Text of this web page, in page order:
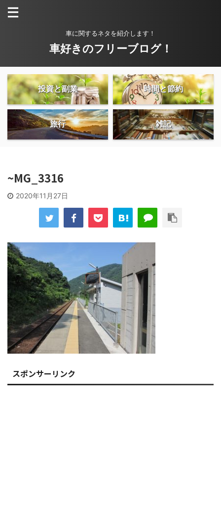
車に関するネタを紹介します！
車好きのフリーブログ！
投資と副業 時間と節約
旅行 雑記
~MG_3316
2020年11月27日
スポンサーリンク